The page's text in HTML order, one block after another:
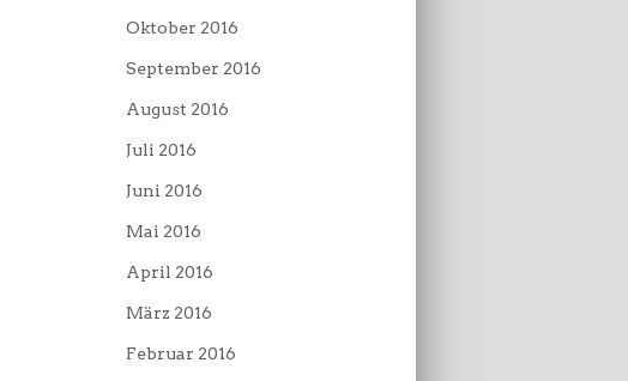
Oktober 2016
September 2016
August 2016
Juli 2016
Juni 2016
Mai 2016
April 2016
März 2016
Februar 2016